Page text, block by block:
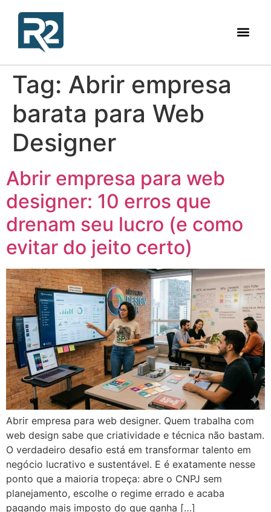
Tag: Abrir empresa
barata para Web
Designer
Abrir empresa para web
designer: 10 erros que
drenam seu lucro (e como
evitar do jeito certo)
Abrir empresa para web designer. Quem trabalha com
web design sabe que criatividade e técnica não bastam.
O verdadeiro desafio está em transformar talento em
negócio lucrativo e sustentável. E é exatamente nesse
ponto que a maioria tropeça: abre o CNPJ sem
planejamento, escolhe o regime errado e acaba
pagando mais imposto do que ganha […]